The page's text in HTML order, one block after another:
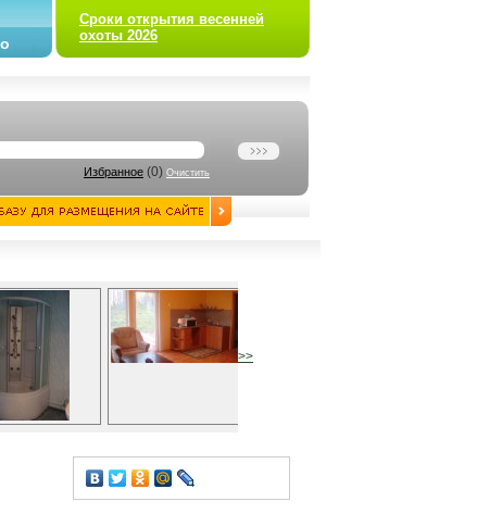
Сроки открытия весенней
охоты 2026
Избранное (0) Очистить
>>